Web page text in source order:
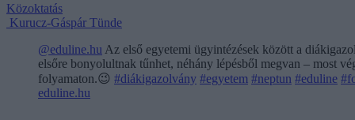
Közoktatás
Kurucz-Gáspár Tünde
@eduline.hu Az első egyetemi ügyintézések között a
elsőre bonyolultnak tűnhet, néhány lépésből megvan – most
folyamaton.😉 #diákigazolvány #egyetem #neptun #eduline
eduline.hu